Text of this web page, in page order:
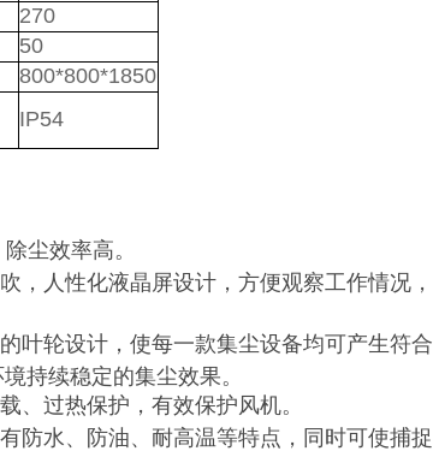
270
50
800*800*1850
IP54
尘效率高。
，人性化液晶屏设计，方便观察工作情况，
叶轮设计，使每一款集尘设备均可产生符合
持续稳定的集尘效果。
、过热保护，有效保护风机。
防水、防油、耐高温等特点，同时可使捕捉